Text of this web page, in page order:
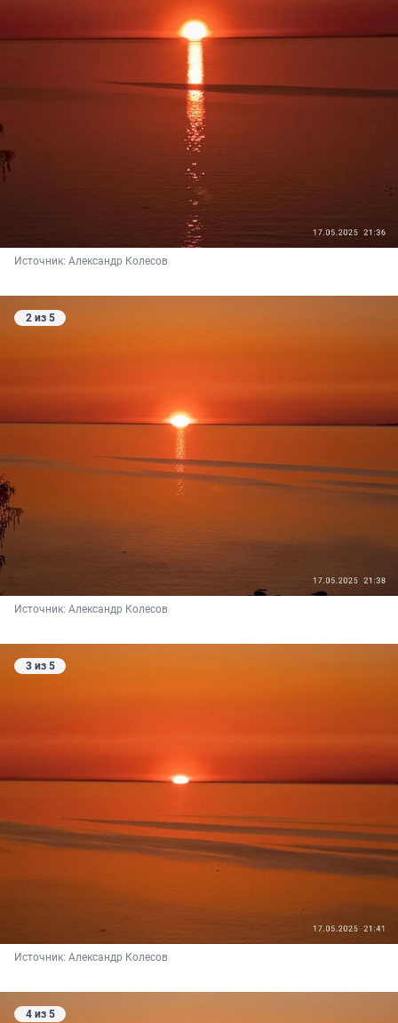
Источник: Александр Колесов
2 из 5
Источник: Александр Колесов
3 из 5
Источник: Александр Колесов
4 из 5